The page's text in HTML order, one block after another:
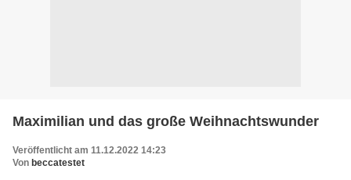
Maximilian und das große Weihnachtswunder
Veröffentlicht am 11.12.2022 14:23
Von beccatestet